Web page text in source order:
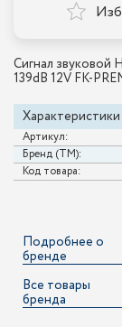
Сигнал звуковой
139dB 12V FK-
Характеристики
Артикул:
Бренд (ТМ):
Код товара:
Подробнее о
бренде
Все товары
бренда